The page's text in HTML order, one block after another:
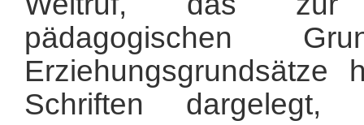
pädagogischen
Schriften